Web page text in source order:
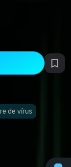
de vírus